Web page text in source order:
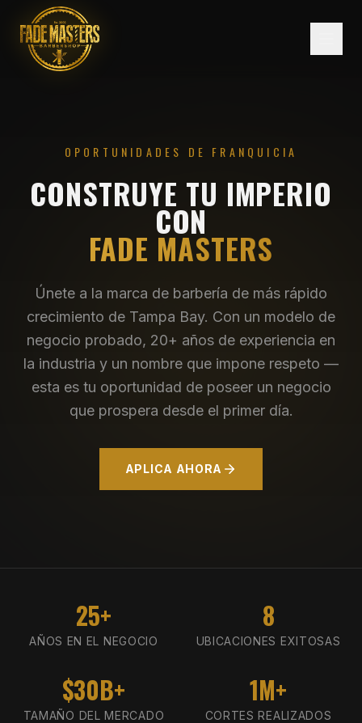
OPORTUNIDADES DE FRANQUICIA
CONSTRUYE TU IMPERIO
CON
FADE MASTERS
Únete a la marca de barbería de más rápido
crecimiento de Tampa Bay. Con un modelo de
negocio probado, 20+ años de experiencia en
la industria y un nombre que impone respeto —
esta es tu oportunidad de poseer un negocio
que prospera desde el primer día.
APLICA AHORA
25+
AÑOS EN EL NEGOCIO
8
UBICACIONES EXITOSAS
$30B+
TAMAÑO DEL MERCADO
1M+
CORTES REALIZADOS